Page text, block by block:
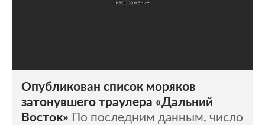
Опубликован список моряков
затонувшего траулера «Дальний
Восток» По последним данным, число